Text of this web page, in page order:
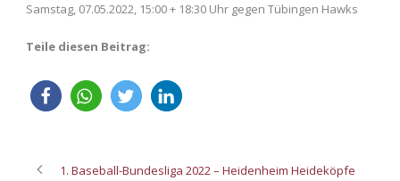
Samstag, 07.05.2022, 15:00 + 18:30 Uhr gegen Tübingen Hawks
Teile diesen Beitrag:
1. Baseball-Bundesliga 2022 – Heidenheim Heideköpfe